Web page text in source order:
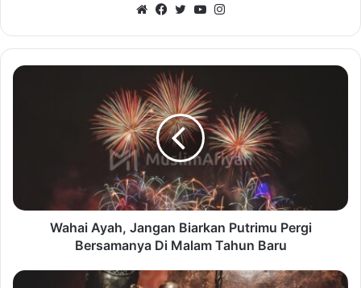
WebsiteFacebook
TwitterYouTube
Wahai Ayah, Jangan Biarkan Putrimu Pergi
Bersamanya Di Malam Tahun Baru